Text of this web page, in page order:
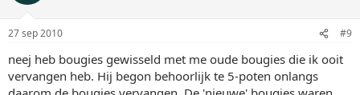
27 sep 2010 #9
neej heb bougies gewisseld met me oude bougies die ik ooit
vervangen heb. Hij begon behoorlijk te 5-poten onlangs